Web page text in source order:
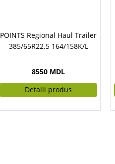
POINTS Regional Haul Trailer
385/65R22.5 164/158K/L
8550 MDL
Detalii produs